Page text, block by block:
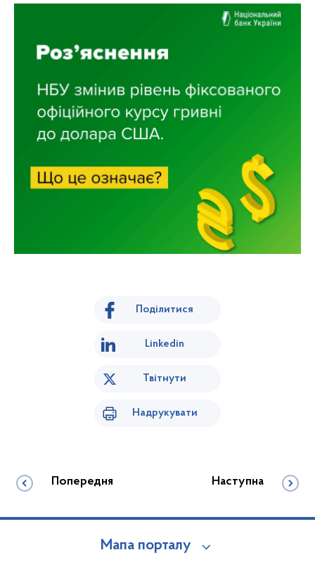
Поділитися
Linkedin
Твітнути
Надрукувати
Попередня Наступна
Мапа порталу